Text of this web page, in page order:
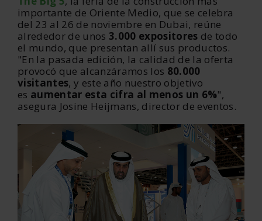
importante de Oriente Medio, que se celebra
del 23 al 26 de noviembre en Dubai, reúne
alrededor de unos 3.000 expositores de todo
el mundo, que presentan allí sus productos.
"En la pasada edición, la calidad de la oferta
provocó que alcanzáramos los 80.000
visitantes, y este año nuestro objetivo
es aumentar esta cifra al menos un 6%",
asegura Josine Heijmans, director de eventos.